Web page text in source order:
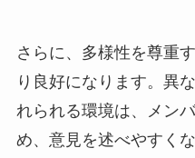
さらに、多様性を尊重
り良好になります。異
れられる環境は、メン
め、意見を述べやすく